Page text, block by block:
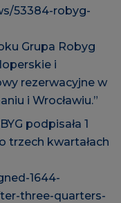
53384-robyg-
Grupa Robyg
i
rezerwacyjne w
i Wrocławiu.”
podpisała 1
trzech kwartałach
1644-
three-quarters-